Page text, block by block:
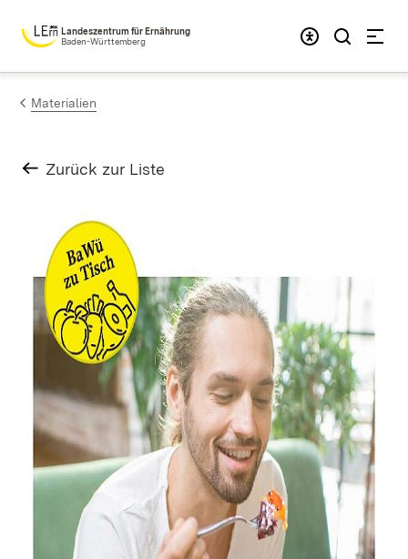
Zum Inhalt springen
Landeszentrum für Ernährung
Baden-Württemberg
Materialien
Zurück zur Liste